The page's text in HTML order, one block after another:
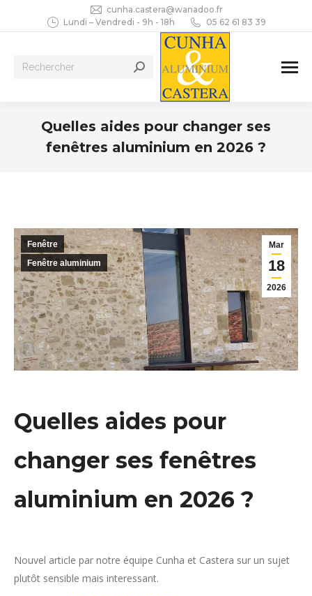
cunha.castera@wanadoo.fr
Lundi – Vendredi - 9h - 18h
05 62 61 83 39
Recherche
Quelles aides pour changer ses
fenêtres aluminium en 2026 ?
Mar
18
2026
Fenêtre
Fenêtre aluminium
Quelles aides pour
changer ses fenêtres
aluminium en 2026 ?
Nouvel article par notre équipe Cunha et Castera sur un sujet
plutôt sensible mais interessant.